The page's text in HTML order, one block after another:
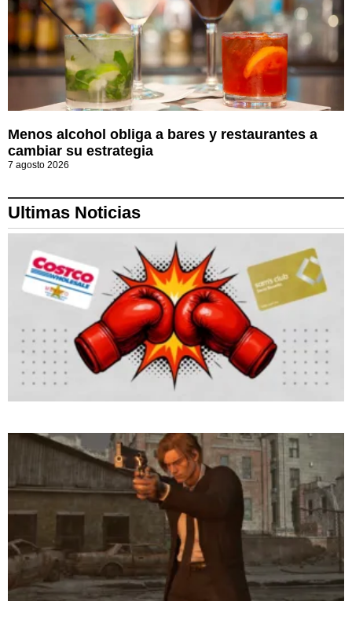
Menos alcohol obliga a bares y restaurantes a
cambiar su estrategia
7 agosto 2026
Ultimas Noticias